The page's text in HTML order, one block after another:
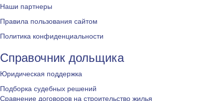
Наши партнеры
Правила пользования сайтом
Политика конфиденциальности
Справочник дольщика
Юридическая поддержка
Подборка судебных решений
Сравнение договоров на строительство жилья